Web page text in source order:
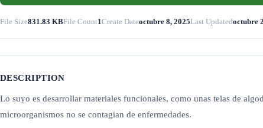
File Size831.83 KBFile Count1Create Dateoctubre 8, 2025Last Updatedoctubre
DESCRIPTION
Lo suyo es desarrollar materiales funcionales, como unas telas de
microorganismos no se contagian de enfermedades.